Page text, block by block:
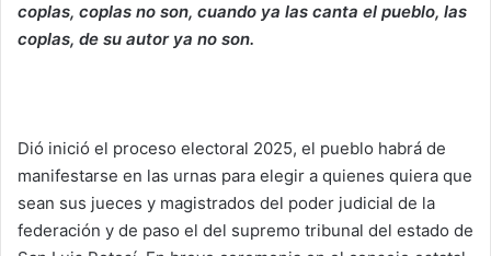
coplas, coplas no son, cuando ya las canta el pueblo, las
coplas, de su autor ya no son.
Dió inició el proceso electoral 2025, el pueblo habrá de
manifestarse en las urnas para elegir a quienes quiera que
sean sus jueces y magistrados del poder judicial de la
federación y de paso el del supremo tribunal del estado de